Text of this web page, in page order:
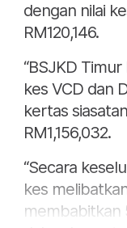
dengan nilai
RM120,146.
“BSJKD
kes VCD dan
kertas
RM1,156,032.
“Secara
kes
membabitkan